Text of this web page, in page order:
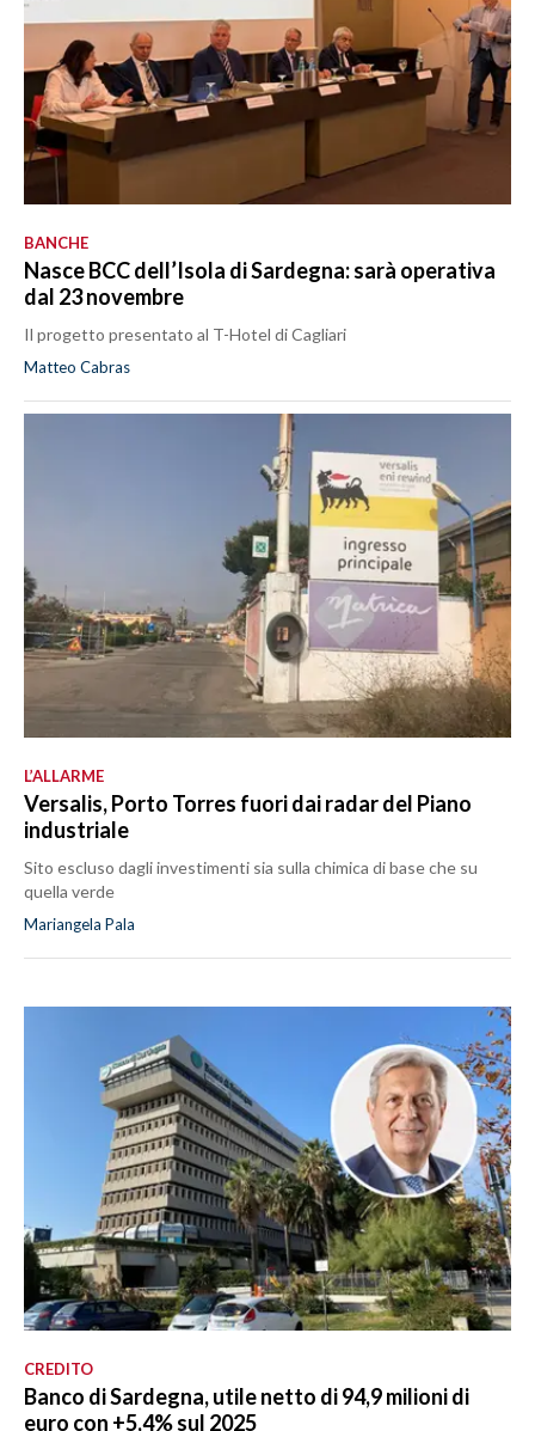
BANCHE
Nasce BCC dell’Isola di Sardegna: sarà operativa
dal 23 novembre
Il progetto presentato al T-Hotel di Cagliari
Matteo Cabras
L’ALLARME
Versalis, Porto Torres fuori dai radar del Piano
industriale
Sito escluso dagli investimenti sia sulla chimica di base che su
quella verde
Mariangela Pala
CREDITO
Banco di Sardegna, utile netto di 94,9 milioni di
euro con +5,4% sul 2025